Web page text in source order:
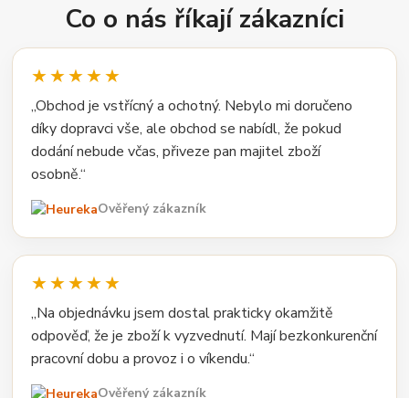
Co o nás říkají zákazníci
★★★★★
„Obchod je vstřícný a ochotný. Nebylo mi doručeno
díky dopravci vše, ale obchod se nabídl, že pokud
dodání nebude včas, přiveze pan majitel zboží
osobně.“
Ověřený zákazník
★★★★★
„Na objednávku jsem dostal prakticky okamžitě
odpověď, že je zboží k vyzvednutí. Mají bezkonkurenční
pracovní dobu a provoz i o víkendu.“
Ověřený zákazník